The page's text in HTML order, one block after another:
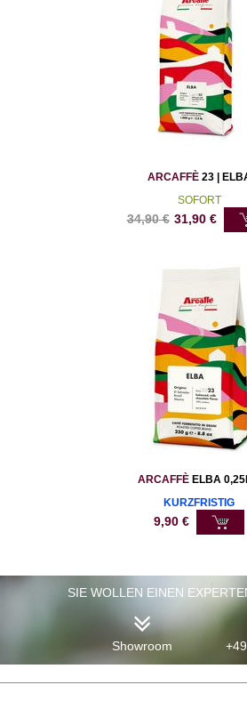
ARCAFFÈ23 |
SOFORT
34,90€ 31,90€
ARCAFFÈELBA
KURZFRISTIG
9,90 €
SIE WOLLEN EINEN
Showroom